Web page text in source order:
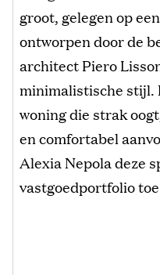
groot, gelegen op
ontworpen door de
architect Piero
minimalistische stijl.
woning die strak
en comfortabel
Alexia Nepola deze
vastgoedportfolio